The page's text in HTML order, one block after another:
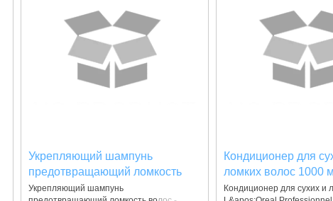
Укрепляющий шампунь
предотвращающий ломкость
волос -shampoo Loreal
Укрепляющий шампунь
Кондиционер для
ломких волос 1000
Professionnel
Кондиционер для сухих и